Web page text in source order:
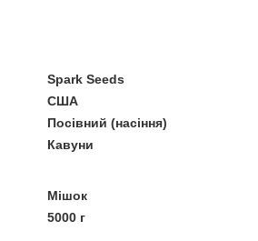
Spark Seeds
США
Посівний (насіння)
Кавуни
Мішок
5000 г